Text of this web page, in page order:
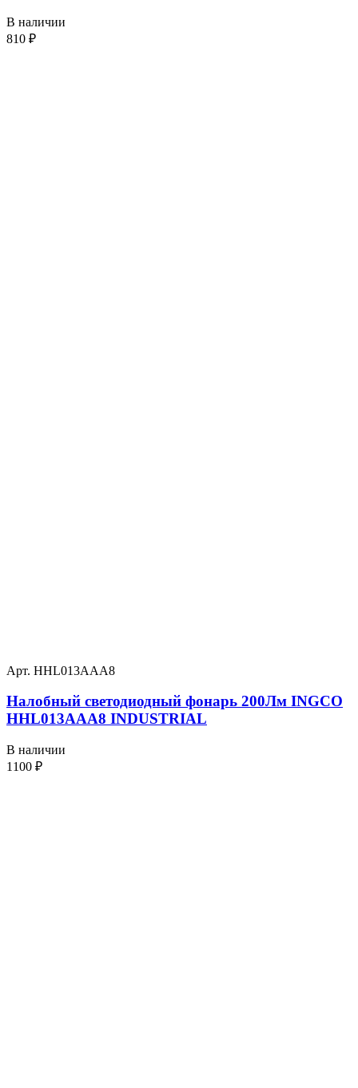
В наличии
810 ₽
Арт. HHL013AAA8
Налобный светодиодный фонарь 200Лм INGCO
HHL013AAA8 INDUSTRIAL
В наличии
1100 ₽